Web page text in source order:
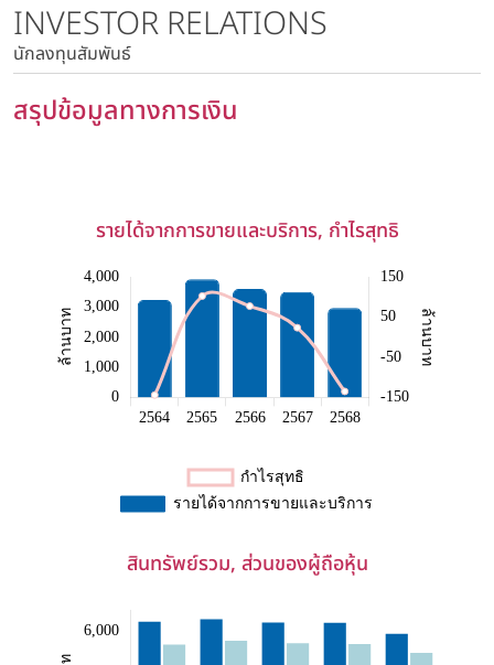
นโยบายด้านสิทธิมนุษยชน
นโยบายความเป็นส่วนตัว
นโยบายความมั่นคงปลอดภัยของข้อมูลและระบบ
คอมพิวเตอร์
นโยบายการสื่อสารการตลาด
INVESTOR RELATIONS
นักลงทุนสัมพันธ์
สรุปข้อมูลทางการเงิน
รายได้จากการขายและบริการ, กำไรสุทธิ
สินทรัพย์รวม, ส่วนของผู้ถือหุ้น